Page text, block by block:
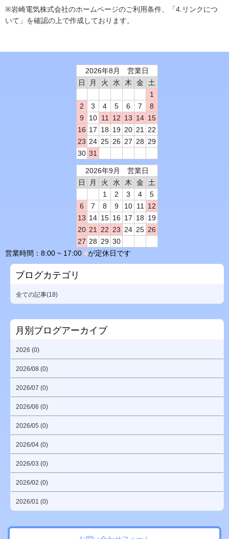
※岩崎電気株式会社のホームページのご利用条件、「4.リンクにつ
いて」を確認の上で作成しております。
2026年8月 営業日
日
月 火 水 木 金
土
1
2
3 4 5 6 7
8
9
10 11 12 13 14 15
16 17 18 19 20 21
22
23 24 25 26 27 28 29
30 31
2026年9月 営業日
日
月 火 水 木 金
土
1
2 3 4
5
6
7 8 9 10 11
12
13 14 15 16 17 18 19
20 21 22 23 24 25 26
27 28 29 30
営業時間：8:00 ~ 17:00 ■が定休日です
ブログカテゴリ
全ての記事(18)
月別ブログアーカイブ
2026 (0)
2026/08 (0)
2026/07 (0)
2026/06 (0)
2026/05 (0)
2026/04 (0)
2026/03 (0)
2026/02 (0)
2026/01 (0)